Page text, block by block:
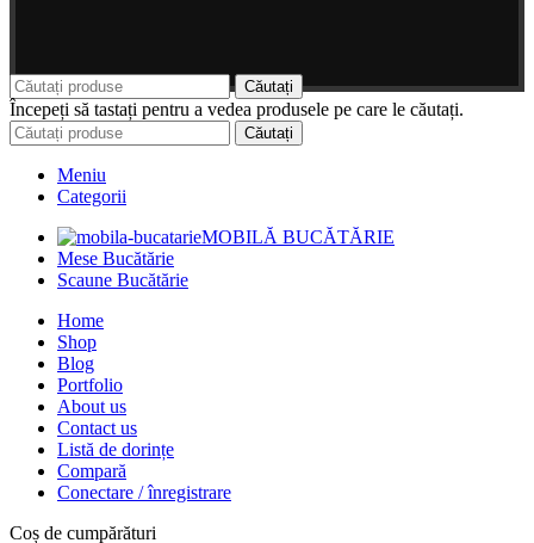
Căutați
Începeți să tastați pentru a vedea produsele pe care le căutați.
Căutați
Meniu
Categorii
MOBILĂ BUCĂTĂRIE
Mese Bucătărie
Scaune Bucătărie
Home
Shop
Blog
Portfolio
About us
Contact us
Listă de dorințe
Compară
Conectare / înregistrare
Coș de cumpărături